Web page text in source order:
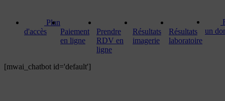
Plan
d'accès
Paiement
en ligne
Prendre
RDV en
ligne
Résultats
imagerie
Résultats
laboratoire
un
[mwai_chatbot id='default']